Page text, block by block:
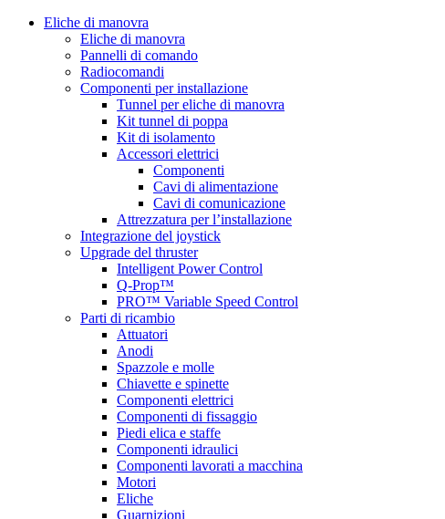
Eliche di manovra
Eliche di manovra
Pannelli di comando
Radiocomandi
Componenti per installazione
Tunnel per eliche di manovra
Kit tunnel di poppa
Kit di isolamento
Accessori elettrici
Componenti
Cavi di alimentazione
Cavi di comunicazione
Attrezzatura per l’installazione
Integrazione del joystick
Upgrade del thruster
Intelligent Power Control
Q-Prop™
PRO™ Variable Speed Control
Parti di ricambio
Attuatori
Anodi
Spazzole e molle
Chiavette e spinette
Componenti elettrici
Componenti di fissaggio
Piedi elica e staffe
Componenti idraulici
Componenti lavorati a macchina
Motori
Eliche
Guarnizioni